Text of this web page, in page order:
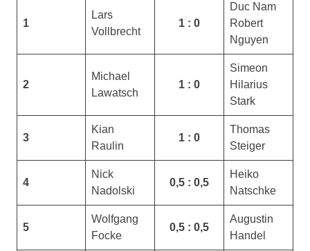
1
Lars
Vollbrecht
1 : 0
Duc Nam
Robert
Nguyen
2
Michael
Lawatsch
1 : 0
Simeon
Hilarius
Stark
3
Kian
Raulin
1 : 0
Thomas
Steiger
4
Nick
Nadolski
0,5 : 0,5
Heiko
Natschke
5
Wolfgang
Focke
0,5 : 0,5
Augustin
Handel